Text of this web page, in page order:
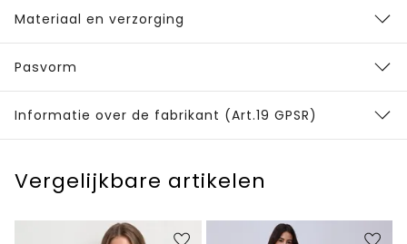
Materiaal en verzorging
Pasvorm
Informatie over de fabrikant (Art.19 GPSR)
Vergelijkbare artikelen